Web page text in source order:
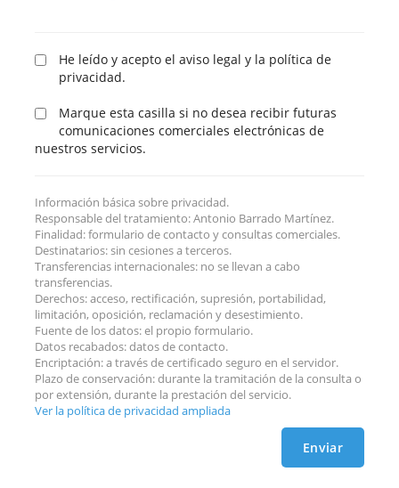
He leído y acepto el aviso legal y la política de
privacidad.
Marque esta casilla si no desea recibir futuras
comunicaciones comerciales electrónicas de
nuestros servicios.
Información básica sobre privacidad.
Responsable del tratamiento: Antonio Barrado Martínez.
Finalidad: formulario de contacto y consultas comerciales.
Destinatarios: sin cesiones a terceros.
Transferencias internacionales: no se llevan a cabo
transferencias.
Derechos: acceso, rectificación, supresión, portabilidad,
limitación, oposición, reclamación y desestimiento.
Fuente de los datos: el propio formulario.
Datos recabados: datos de contacto.
Encriptación: a través de certificado seguro en el servidor.
Plazo de conservación: durante la tramitación de la consulta o
por extensión, durante la prestación del servicio.
Ver la política de privacidad ampliada
Enviar